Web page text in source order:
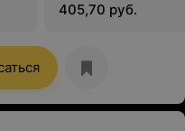
405,70 руб.